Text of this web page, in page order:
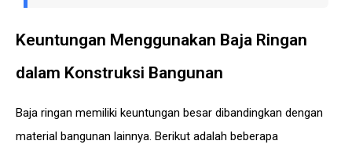
Keuntungan Menggunakan Baja Ringan
dalam Konstruksi Bangunan
Baja ringan memiliki keuntungan besar dibandingkan dengan
material bangunan lainnya. Berikut adalah beberapa